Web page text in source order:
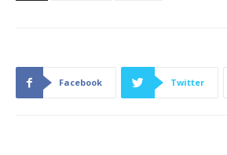
Facebook Twitter